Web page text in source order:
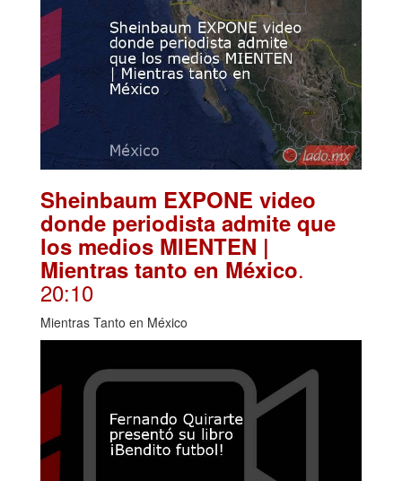
Sheinbaum EXPONE video
donde periodista admite que
los medios MIENTEN |
Mientras tanto en México.
20:10
Mientras Tanto en México